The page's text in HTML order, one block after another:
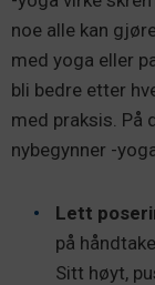
noe alle kan
med yoga eller
bli bedre etter
med praksis. På
nybegynner -
Lett
på
Sitt høyt,